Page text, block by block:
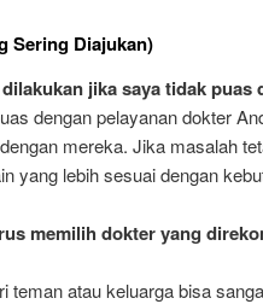
Sering Diajukan)
jika saya tidak puas
dengan pelayanan dokter
mereka. Jika masalah
yang lebih sesuai dengan
memilih dokter yang
teman atau keluarga bisa